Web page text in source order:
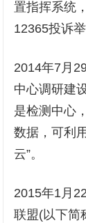
置指挥系统
12365投诉
2014年7月
中心调研建
是检测中心
数据，可利
云”。
2015年1月
联盟(以下简